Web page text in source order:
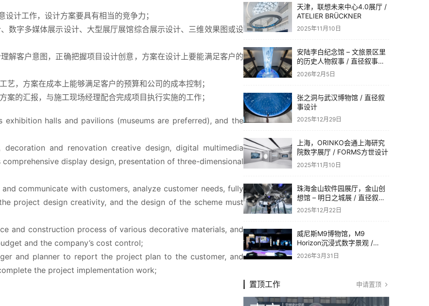
计工作，设计方案要具有相当的竞争力；
数字多媒体展示设计、大型展厅展馆综合展示设计、三维效果图或设
解客户意图，正确把握项目设计创意，方案在设计上要能满足客户的
，方案在成本上能够满足客户的预算和公司的成本控制；
的汇报，与施工现场经理配合完成项目执行实施的工作；
halls and pavilions (museums are preferred), and the
and renovation creative design, digital multimedia
display design, presentation of three-dimensional
communicate with customers, analyze customer needs, fully
project design creativity, and the design of the scheme must
and construction process of various decorative materials, and
and the company’s cost control;
and planner to report the project plan to the customer, and
the project implementation work;
天津，联想未来中心4.0展厅 /
ATELIER BRÜCKNER
2025年11月10日
安陆李白纪念馆 – 文旅景区里
的历史人物叙事 / 直径叙事设
计
2026年2月5日
张之洞与武汉博物馆 / 直径叙
事设计
2025年12月29日
上海，ORINKO会通上海研究
院数字展厅 / FORMS方世设计
2025年11月10日
珠海金山软件园展厅，金山创
想馆 – 明日之城展 / 直径叙事
设计
2025年12月22日
威尼斯M9博物馆，M9
Horizon沉浸式数字景观 /
Dotdotdot
2026年3月31日
置顶工作 申请置顶